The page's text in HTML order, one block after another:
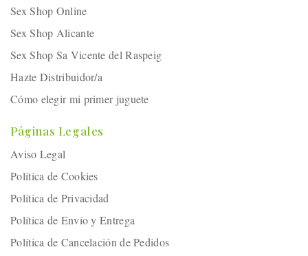
Sex Shop Online
Sex Shop Alicante
Sex Shop Sa Vicente del Raspeig
Hazte Distribuidor/a
Cómo elegir mi primer juguete
Páginas Legales
Aviso Legal
Política de Cookies
Política de Privacidad
Política de Envío y Entrega
Política de Cancelación de Pedidos